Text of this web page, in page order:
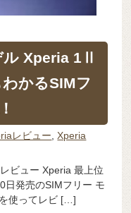
ル Xperia 1Ⅱ
かるSIMフ
レビュー ,Xperia
ビュー Xperia 最上位
発売のSIMフリー モ
使ってレビ […]